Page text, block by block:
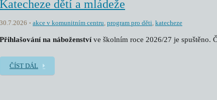
Katecheze dětí a mládeže
30.7.2026 akce v komunitním centru, program pro děti, katecheze
Přihlašování na náboženstvíve školním roce 2026/27 je spuštěno.
ČÍST DÁL